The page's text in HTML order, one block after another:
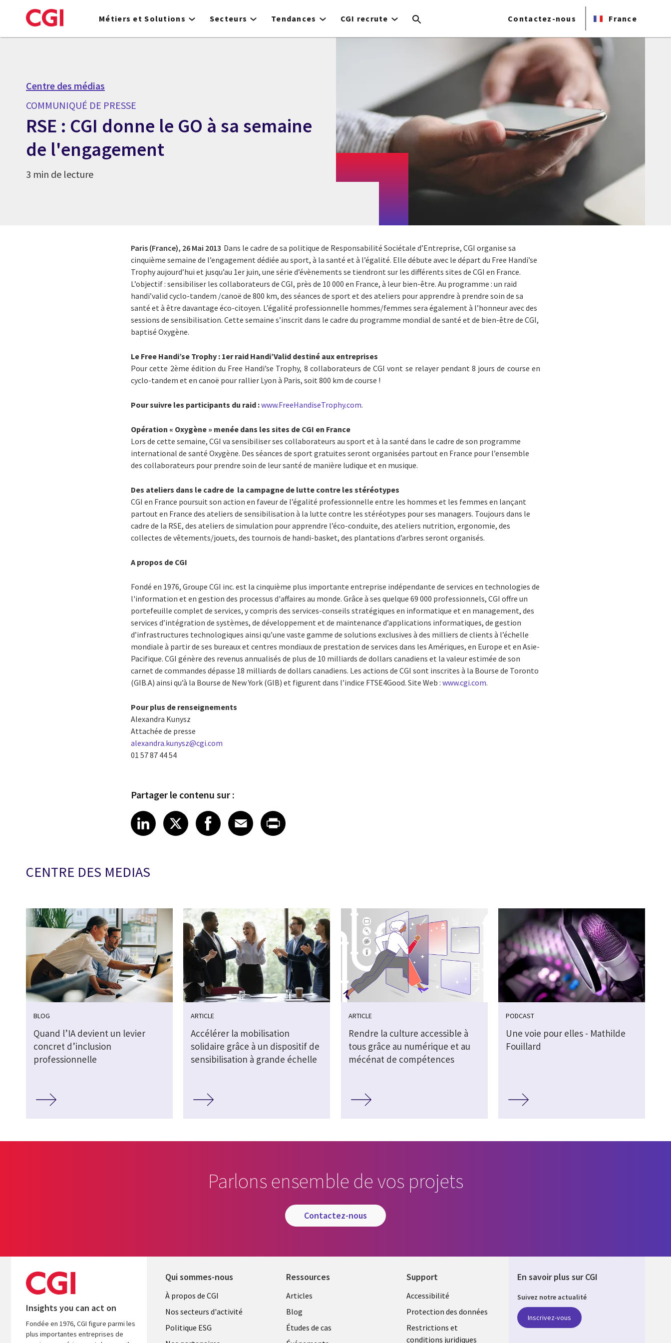
to
Métiers et Solutions Secteurs Tendances CGI recrute Contactez-nous France
Centre des médias
COMMUNIQUÉ DE PRESSE
RSE : CGI donne le GO à sa semaine
de l'engagement
3 min de lecture
Paris (France), 26 Mai 2013 Dans le cadre de sa politique de Responsabilité Sociétale d’Entreprise, CGI organise sa
cinquième semaine de l’engagement dédiée au sport, à la santé et à l’égalité. Elle débute avec le départ du Free Handi’se
Trophy aujourd’hui et jusqu’au 1er juin, une série d’évènements se tiendront sur les différents sites de CGI en France.
L’objectif : sensibiliser les collaborateurs de CGI, près de 10 000 en France, à leur bien-être. Au programme : un raid
handi’valid cyclo-tandem /canoë de 800 km, des séances de sport et des ateliers pour apprendre à prendre soin de sa
santé et à être davantage éco-citoyen. L’égalité professionnelle hommes/femmes sera également à l’honneur avec des
sessions de sensibilisation. Cette semaine s’inscrit dans le cadre du programme mondial de santé et de bien-être de CGI,
baptisé Oxygène.
Le Free Handi’se Trophy : 1er raid Handi’Valid destiné aux entreprises
Pour cette 2ème édition du Free Handi’se Trophy, 8 collaborateurs de CGI vont se relayer pendant 8 jours de course en
cyclo-tandem et en canoë pour rallier Lyon à Paris, soit 800 km de course !
Pour suivre les participants du raid :www.FreeHandiseTrophy.com.
Opération « Oxygène » menée dans les sites de CGI en France
Lors de cette semaine, CGI va sensibiliser ses collaborateurs au sport et à la santé dans le cadre de son programme
international de santé Oxygène. Des séances de sport gratuites seront organisées partout en France pour l’ensemble
des collaborateurs pour prendre soin de leur santé de manière ludique et en musique.
Des ateliers dans le cadre de la campagne de lutte contre les stéréotypes
CGI en France poursuit son action en faveur de l’égalité professionnelle entre les hommes et les femmes en lançant
partout en France des ateliers de sensibilisation à la lutte contre les stéréotypes pour ses managers. Toujours dans le
cadre de la RSE, des ateliers de simulation pour apprendre l’éco-conduite, des ateliers nutrition, ergonomie, des
collectes de vêtements/jouets, des tournois de handi-basket, des plantations d’arbres seront organisés.
A propos de CGI
Fondé en 1976, Groupe CGI inc. est la cinquième plus importante entreprise indépendante de services en technologies de
l'information et en gestion des processus d'affaires au monde. Grâce à ses quelque 69 000 professionnels, CGI offre un
portefeuille complet de services, y compris des services-conseils stratégiques en informatique et en management, des
services d’intégration de systèmes, de développement et de maintenance d’applications informatiques, de gestion
d’infrastructures technologiques ainsi qu’une vaste gamme de solutions exclusives à des milliers de clients à l’échelle
mondiale à partir de ses bureaux et centres mondiaux de prestation de services dans les Amériques, en Europe et en Asie-
Pacifique. CGI génère des revenus annualisés de plus de 10 milliards de dollars canadiens et la valeur estimée de son
carnet de commandes dépasse 18 milliards de dollars canadiens. Les actions de CGI sont inscrites à la Bourse de Toronto
(GIB.A) ainsi qu’à la Bourse de New York (GIB) et figurent dans l’indice FTSE4Good. Site Web :www.cgi.com.
Pour plus de renseignements
Alexandra Kunysz
Attachée de presse
alexandra.kunysz@cgi.com
01 57 87 44 54
Partager le contenu sur :
Share article on LinkedIn
LinkedIn
Share article on X
XShare article on Facebook
Facebook
Share article on Email
Email
Share article on Print
CENTRE DES MEDIAS
BLOG
Quand l’IA devient un levier
concret d’inclusion
professionnelle
ARTICLE
Accélérer la mobilisation
solidaire grâce à un dispositif de
sensibilisation à grande échelle
ARTICLE
Rendre la culture accessible à
tous grâce au numérique et au
mécénat de compétences
PODCAST
Une voie pour elles - Mathilde
Fouillard
Parlons ensemble de vos projets
contactez-nous
Insights you can act on
Fondée en 1976, CGI figure parmi les
plus importantes entreprises de
Qui sommes-nous
Useful
links
FRANCE
À propos de CGI
Nos secteurs d'activité
Politique ESG
Ressources
Library
Links
FRANCE
Articles
Blog
Études de cas
Support
Legal
FRANCE
Accessibilité
Protection des données
Restrictions et
conditions juridiques
En savoir plus sur CGI
Suivez notre actualité
Inscrivez-vous